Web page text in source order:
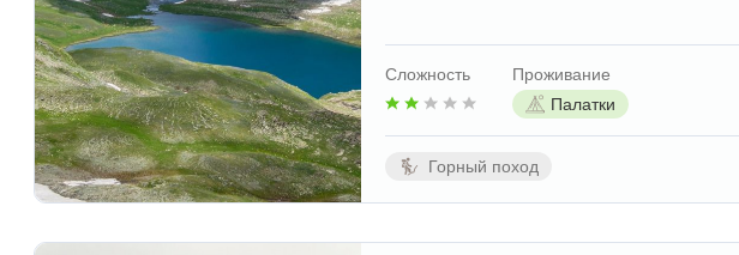
Сложность
Проживание
Палатки
Горный поход